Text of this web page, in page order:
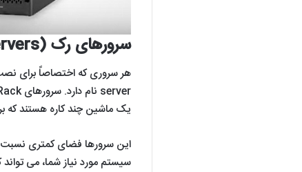
سرورهای رک (Rack servers)
یک ماشین چند کاره هستند که
این سرورها فضای کمتری نسبت
سیستم مورد نیاز شما، می